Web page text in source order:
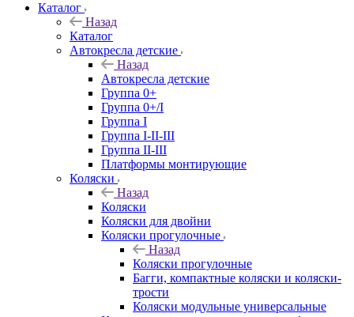
Каталог
Назад
Каталог
Автокресла детские
Назад
Автокресла детские
Группа 0+
Группа 0+/I
Группа I
Группа I-II-III
Группа II-III
Платформы монтирующие
Коляски
Назад
Коляски
Коляски для двойни
Коляски прогулочные
Назад
Коляски прогулочные
Багги, компактные коляски и коляски-
трости
Коляски модульные универсальные